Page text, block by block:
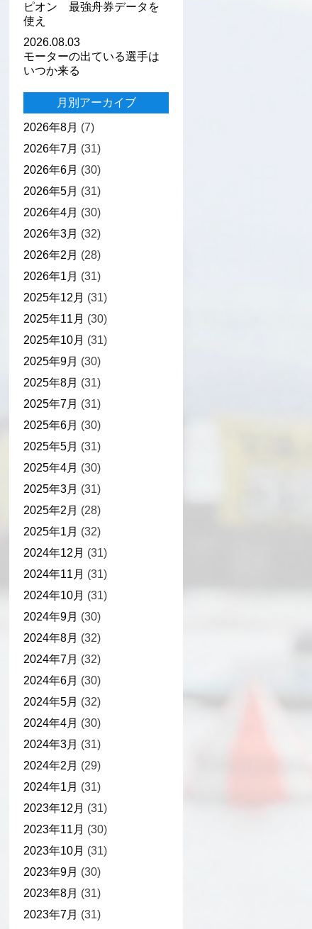
ピオン 最強舟券データを
使え
2026.08.03
モーターの出ている選手は
いつか来る
月別アーカイブ
2026年8月 (7)
2026年7月 (31)
2026年6月 (30)
2026年5月 (31)
2026年4月 (30)
2026年3月 (32)
2026年2月 (28)
2026年1月 (31)
2025年12月 (31)
2025年11月 (30)
2025年10月 (31)
2025年9月 (30)
2025年8月 (31)
2025年7月 (31)
2025年6月 (30)
2025年5月 (31)
2025年4月 (30)
2025年3月 (31)
2025年2月 (28)
2025年1月 (32)
2024年12月 (31)
2024年11月 (31)
2024年10月 (31)
2024年9月 (30)
2024年8月 (32)
2024年7月 (32)
2024年6月 (30)
2024年5月 (32)
2024年4月 (30)
2024年3月 (31)
2024年2月 (29)
2024年1月 (31)
2023年12月 (31)
2023年11月 (30)
2023年10月 (31)
2023年9月 (30)
2023年8月 (31)
2023年7月 (31)